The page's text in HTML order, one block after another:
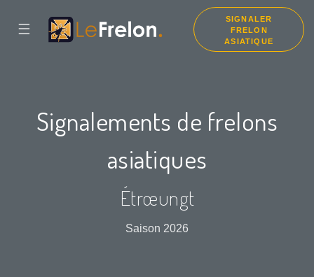
☰
SIGNALER
FRELON
ASIATIQUE
Signalements de frelons
asiatiques
Étrœungt
Saison 2026